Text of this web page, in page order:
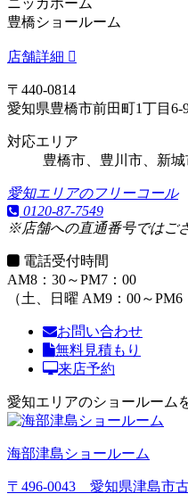
ニッカホーム
豊橋ショールーム
店舗詳細
〒440-0814
愛知県豊橋市前田町1丁目6-
対応エリア
豊橋市、豊川市、新
愛知エリアのフリーコール
0120-87-7549
※店舗への直通番号ではご
電話受付時間
AM8：30～PM7：00
（土、日曜 AM9：00～PM6
お問い合わせ
無料見積もり
来店予約
愛知エリアのショールーム
海部津島ショールーム
〒496-0043 愛知県津島市